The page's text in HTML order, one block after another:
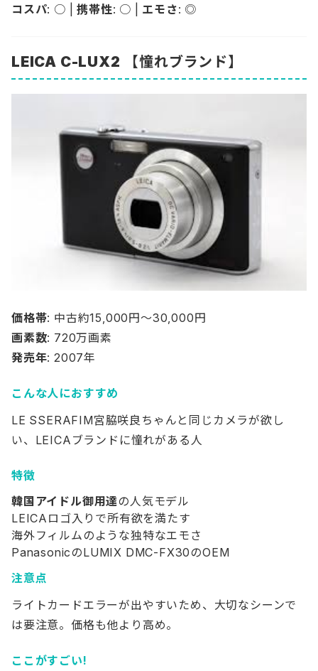
コスパ: ○ |携帯性: ○ | エモさ: ◎
LEICA C-LUX2 【憧れブランド】
価格帯: 中古約15,000円〜30,000円
画素数: 720万画素
発売年: 2007年
こんな人におすすめ
LE SSERAFIM宮脇咲良ちゃんと同じカメラが欲し
い、LEICAブランドに憧れがある人
特徴
韓国アイドル御用達の人気モデル
LEICAロゴ入りで所有欲を満たす
海外フィルムのような独特なエモさ
PanasonicのLUMIX DMC-FX30のOEM
注意点
ライトカードエラーが出やすいため、大切なシーンで
は要注意。価格も他より高め。
ここがすごい!